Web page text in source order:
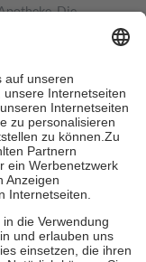
Die
der Regel die
davon als Zuzahlung
in Höhe von zehn
fünf Euround
als die tatsächlichen
Apotheken.
beträgt die
Euro je
eigene Gesundheit zu
zu unterstützen,